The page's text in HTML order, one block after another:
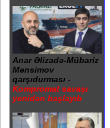
Anar Əlizadə-Mübariz
Mənsimov
qarşıdurması -
Kompromat savaşı
yenidən başlayıb